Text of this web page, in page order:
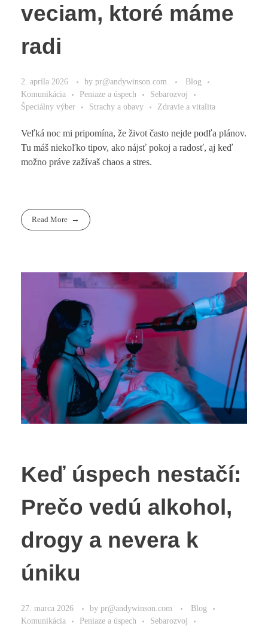
veciam, ktoré máme
radi
2. apríla 2026 by pr@andywinson.com
Blog
Komunikácia
Peniaze a úspech
Sebarozvoj
Špeciálny výber
Strachy a obavy Zdravie a vitalita
Veľká noc mi pripomína, že život často nejde podľa plánov.
Tu máš niekoľko tipov, ako nájsť pokoj a radosť, aj keď
možno práve zažívaš chaos a stres.
Read More
Keď úspech nestačí:
Prečo vedú alkohol,
drogy a nevera k
úniku
27. marca 2026 by pr@andywinson.com
Blog
Komunikácia
Peniaze a úspech
Sebarozvoj